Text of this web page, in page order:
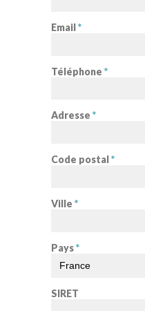
Email*
Téléphone *
Adresse *
Code postal*
Ville *
Pays*
SIRET